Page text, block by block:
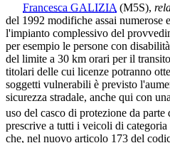
Francesca GALIZIA (M5S),
del 1992 modifiche assai
l'impianto complessivo del
per esempio le persone con
del limite a 30 km orari per il
titolari delle cui licenze potranno
soggetti vulnerabili è previsto
sicurezza stradale, anche qui con
uso del casco di protezione da parte
prescrive a tutti i veicoli di
che, nel nuovo articolo 173 del